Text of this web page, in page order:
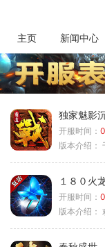
主页 新闻中心
独家魅影
开服时间：
版本介绍：
１８０火
开服时间：
版本介绍：